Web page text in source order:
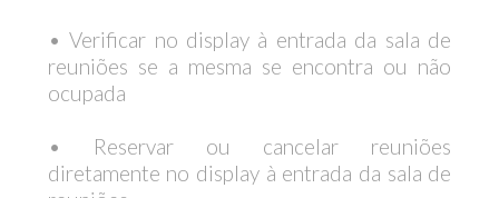
• Verificar no display à entrada da sala de
reuniões se a mesma se encontra ou não
ocupada
• Reservar ou cancelar reuniões
diretamente no display à entrada da sala de